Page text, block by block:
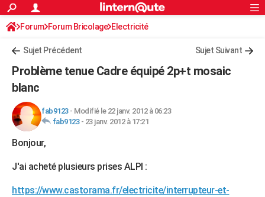
ACTUALITÉS
Politique
Société
Faits Divers
Education
Monde
Villes
+
Programme TV
TNTStreaming
Cinéma
Sorties cinéma
Musique
+FINANCE
Retraite
Impôts
Epargne
Immobilier
Risques naturels par ville
Banque
Assurance
Crédit
AUTO
Essais
Réserver un essai
Citadines
Berlines
SUV
Forum auto
HIGH-TECH
S'inscrire
Connexion
Forum Forum Bricolage Electricité
Sujet Précédent Sujet Suivant
Problème tenue Cadre équipé 2p+t mosaic
blanc
fab9123- Modifié le 22 janv. 2012 à 06:23
fab9123- 23 janv. 2012 à 17:21
Bonjour,
J'ai acheté plusieurs prises ALPI :
https://www.castorama.fr/electricite/interrupteur-et-